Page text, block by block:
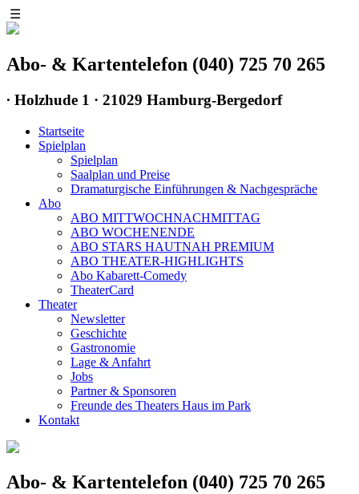
☰
Abo- & Kartentelefon (040) 725 70 265
∙ Holzhude 1 · 21029 Hamburg-Bergedorf
Startseite
Spielplan
Spielplan
Saalplan und Preise
Dramaturgische Einführungen & Nachgespräche
Abo
ABO MITTWOCHNACHMITTAG
ABO WOCHENENDE
ABO STARS HAUTNAH PREMIUM
ABO THEATER-HIGHLIGHTS
Abo Kabarett-Comedy
TheaterCard
Theater
Newsletter
Geschichte
Gastronomie
Lage & Anfahrt
Jobs
Partner & Sponsoren
Freunde des Theaters Haus im Park
Kontakt
Abo- & Kartentelefon (040) 725 70 265